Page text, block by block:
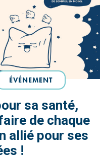
ÉVÉNEMENT
sa santé,
de chaque
allié pour ses
!